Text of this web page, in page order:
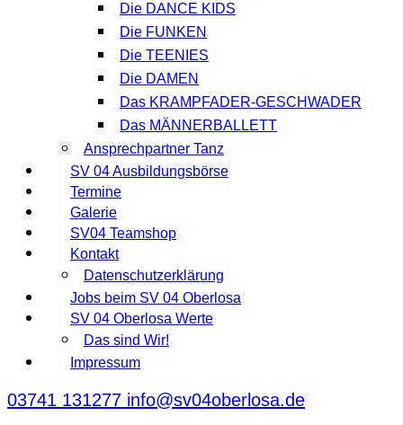
Die DANCE KIDS
Die FUNKEN
Die TEENIES
Die DAMEN
Das KRAMPFADER-GESCHWADER
Das MÄNNERBALLETT
Ansprechpartner Tanz
SV 04 Ausbildungsbörse
Termine
Galerie
SV04 Teamshop
Kontakt
Datenschutzerklärung
Jobs beim SV 04 Oberlosa
SV 04 Oberlosa Werte
Das sind Wir!
Impressum
03741 131277 info@sv04oberlosa.de